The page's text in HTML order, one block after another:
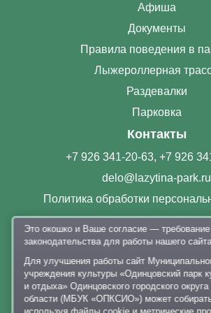
Афиша
Документы
Правила поведения в
Лыжероллерная
Раздевалки
Парковка
Контакты
+7 926 341-20-63, +7 926
delo@lazytina-park.ru
Политика обработки
Карта сайта
Это окошко и Ваше согласие — требование
законодательства для работы нашего
Для улучшения работы сайт
учреждения культуры «Одинцовский парк
и отдыха» Одинцовского городского
области (МБУК «ОПКСИО») может